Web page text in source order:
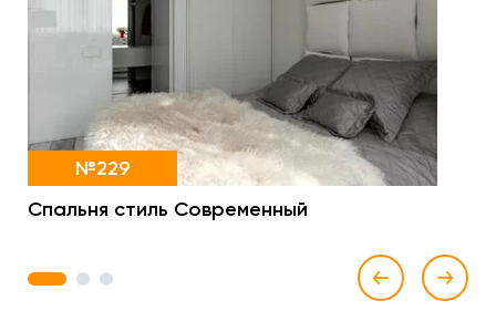
№229
Спальня стиль Современный
1 2 3